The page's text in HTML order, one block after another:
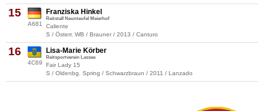
15
A681
Franziska Hinkel
Reitstall Neunteufel Meierhof
Caliente
S / Österr. WB / Brauner / 2013 / Canturo
16
4C69
Lisa-Marie Körber
Reitsportverein Lassee
Fair Lady 15
S / Oldenbg. Spring / Schwarzbraun / 2011 / Lanzado